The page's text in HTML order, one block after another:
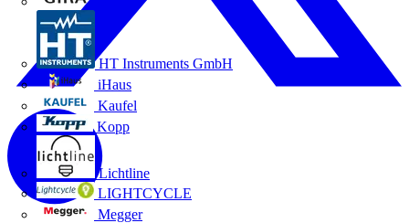
HT Instruments GmbH
iHaus
Kaufel
Kopp
Lichtline
LIGHTCYCLE
Megger